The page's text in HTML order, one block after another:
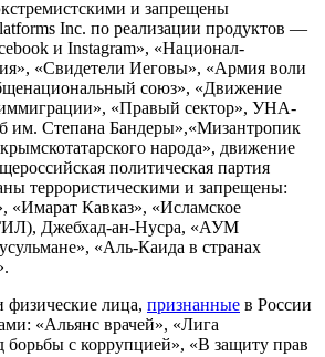
и запрещены
Inc. по реализации продуктов —
и Instagram», «Национал-
«Свидетели Иеговы», «Армия воли
союз», «Движение
«Правый сектор», УНА-
Степана Бандеры»,«Мизантропик
народа», движение
политическая партия
террористическими и запрещены:
«Имарат Кавказ», «Исламское
Джебхад-ан-Нусра, «АУМ
«Аль-Каида в странах
лица, признанные в России
«Альянс врачей», «Лига
борьбы с коррупцией», «В защиту прав